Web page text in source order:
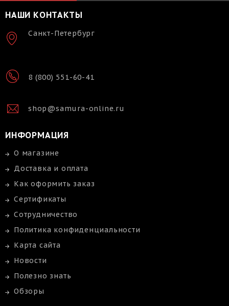
НАШИ КОНТАКТЫ
Санкт-Петербург
8 (800) 551-60-41
shop@samura-online.ru
ИНФОРМАЦИЯ
О магазине
Доставка и оплата
Как оформить заказ
Сертификаты
Сотрудничество
Политика конфиденциальности
Карта сайта
Новости
Полезно знать
Обзоры